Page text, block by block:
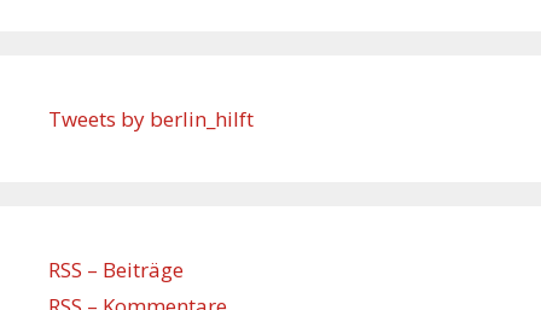
Tweets by berlin_hilft
RSS – Beiträge